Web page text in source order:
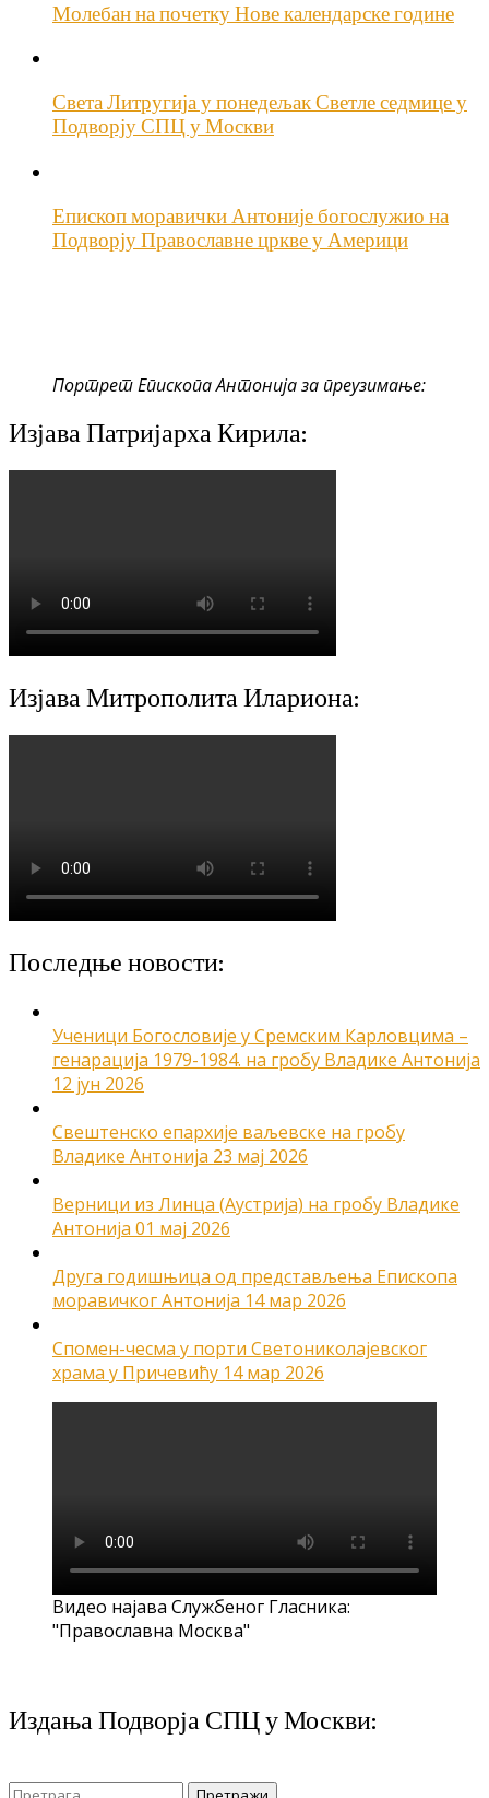
Молебан на почетку Нове календарске године
Света Литругија у понедељак Светле седмице у
Подворју СПЦ у Москви
Епископ моравички Антоније богослужио на
Подворју Православне цркве у Америци
Портрет Епископа Антонија за преузимање:
Изјава Патријарха Кирила:
Изјава Митрополита Илариона:
Последње новости:
Ученици Богословије у Сремским Карловцима –
генарација 1979-1984. на гробу Владике Антонија
12 јун 2026
Свештенско епархије ваљевске на гробу
Владике Антонија 23 мај 2026
Верници из Линца (Аустрија) на гробу Владике
Антонија 01 мај 2026
Друга годишњица од представљења Епископа
моравичког Антонија 14 мар 2026
Спомен-чесма у порти Светониколајевског
храма у Причевићу 14 мар 2026
Видео најава Службеног Гласника:
"Православна Москва"
Издања Подворја СПЦ у Москви:
Претрага